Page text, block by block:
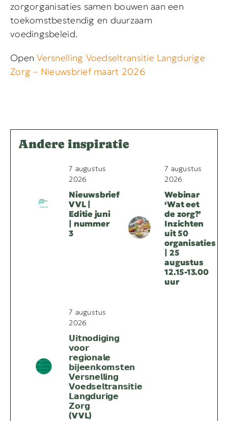
zorgorganisaties samen bouwen aan een
toekomstbestendig en duurzaam
voedingsbeleid.
OpenVersnelling Voedseltransitie Langdurige
Zorg – Nieuwsbrief maart 2026
Andere inspiratie
7 augustus
2026
Nieuwsbrief
VVL |
Editie juni
| nummer
3
7 augustus
2026
Webinar
‘Wat eet
de zorg?’
Inzichten
uit 50
organisaties
| 25
augustus
12.15-13.00
uur
7 augustus
2026
𝗨𝗶𝘁𝗻𝗼𝗱𝗶𝗴𝗶𝗻𝗴
𝘃𝗼𝗼𝗿
𝗿𝗲𝗴𝗶𝗼𝗻𝗮𝗹𝗲
𝗯𝗶𝗷𝗲𝗲𝗻𝗸𝗼𝗺𝘀𝘁𝗲𝗻
𝗩𝗲𝗿𝘀𝗻𝗲𝗹𝗹𝗶𝗻𝗴
𝗩𝗼𝗲𝗱𝘀𝗲𝗹𝘁𝗿𝗮𝗻𝘀𝗶𝘁𝗶𝗲
𝗟𝗮𝗻𝗴𝗱𝘂𝗿𝗶𝗴𝗲
𝗭𝗼𝗿𝗴
(VVL)